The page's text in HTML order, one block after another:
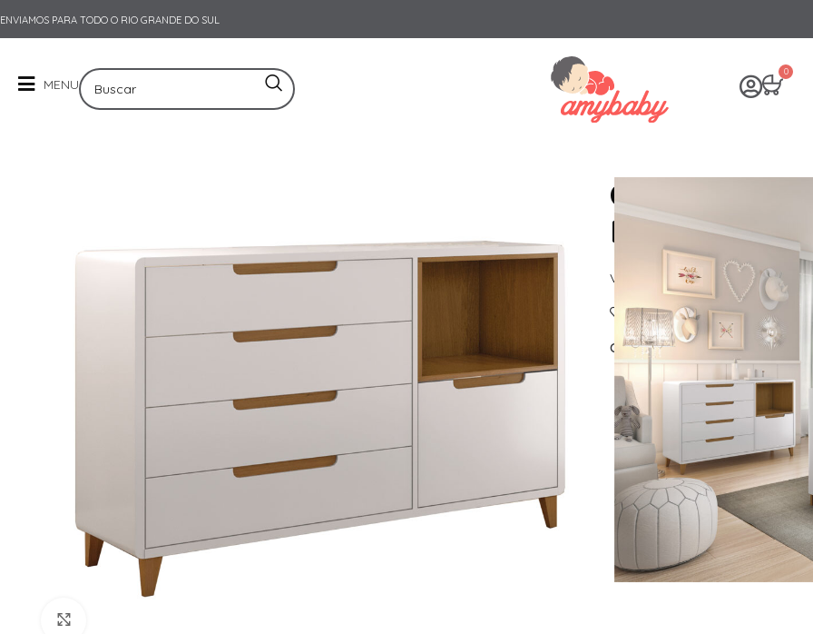
ENVIAMOS PARA TODO O RIO GRANDE DO SUL
MENU
0
CÔMODA
PUXADORES
Valor sob consulta
Adicionar a Lista de Desejos
Compartilhe: